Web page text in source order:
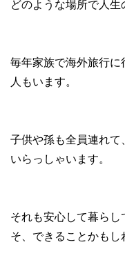
どのような場所で人生
毎年家族で海外旅行
人もいます。
子供や孫も全員連れて
いらっしゃいます。
それも安心して暮らし
そ、できることかもし